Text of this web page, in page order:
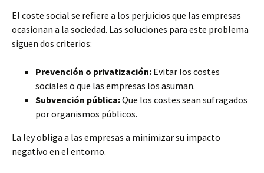
El coste social se refiere a los perjuicios que las empresas
ocasionan a la sociedad. Las soluciones para este problema
siguen dos criterios:
Prevención o privatización: Evitar los costes
sociales o que las empresas los asuman.
Subvención pública:Que los costes sean sufragados
por organismos públicos.
La ley obliga a las empresas a minimizar su impacto
negativo en el entorno.